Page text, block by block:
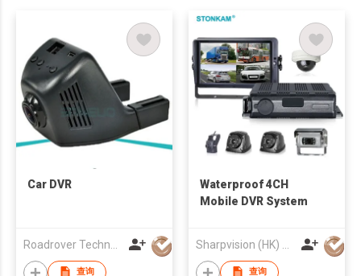
Car DVR
查询
Waterproof 4CH
Mobile DVR System
查询